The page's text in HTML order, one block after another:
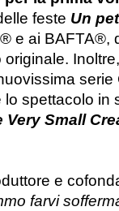
feste Un
e ai BAFTA®,
serie
lo spettacolo in
Very Small
e
farvi